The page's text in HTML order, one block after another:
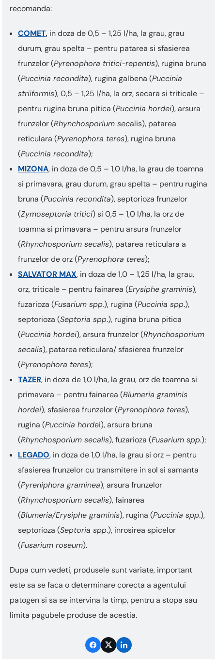
recomanda:
COMET, in doza de 0,5 – 1,25 l/ha, la grau, grau
durum, grau spelta – pentru patarea si sfasierea
frunzelor (Pyrenophora tritici-repentis), rugina bruna
(Puccinia recondita), rugina galbena (Puccinia
striiformis), 0,5 – 1,25 l/ha, la orz, secara si triticale –
pentru rugina bruna pitica (Puccinia hordei), arsura
frunzelor (Rhynchosporium secalis), patarea
reticulara (Pyrenophora teres), rugina bruna
(Puccinia recondita);
MIZONA, in doza de 0,5 – 1,0 l/ha, la grau de toamna
si primavara, grau durum, grau spelta – pentru rugina
bruna (Puccinia recondita), septorioza frunzelor
(Zymoseptoria tritici) si 0,5 – 1,0 l/ha, la orz de
toamna si primavara – pentru arsura frunzelor
(Rhynchosporium secalis), patarea reticulara a
frunzelor de orz (Pyrenophora teres);
SALVATOR MAX, in doza de 1,0 – 1,25 l/ha, la grau,
orz, triticale – pentru fainarea (Erysiphe graminis),
fuzarioza (Fusarium spp.), rugina (Puccinia spp.),
septorioza (Septoria spp.), rugina bruna pitica
(Puccinia hordei), arsura frunzelor (Rhynchosporium
secalis), patarea reticulara/ sfasierea frunzelor
(Pyrenophora teres);
TAZER, in doza de 1,0 l/ha, la grau, orz de toamna si
primavara – pentru fainarea (Blumeria graminis
hordei), sfasierea frunzelor (Pyrenophora teres),
rugina (Puccinia hordei), arsura bruna
(Rhynchosporium secalis), fuzarioza (Fusarium spp.);
LEGADO, in doza de 1,0 l/ha, la grau si orz – pentru
sfasierea frunzelor cu transmitere in sol si samanta
(Pyreniphora graminea), arsura frunzelor
(Rhynchosporium secalis), fainarea
(Blumeria/Erysiphe graminis), rugina (Puccinia spp.),
septorioza (Septoria spp.), inrosirea spicelor
(Fusarium roseum).
Dupa cum vedeti, produsele sunt variate, important
este sa se faca o determinare corecta a agentului
patogen si sa se intervina la timp, pentru a stopa sau
limita pagubele produse de acestia.